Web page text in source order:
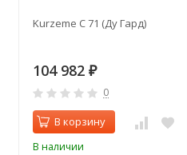
Kurzeme C 71 (Ду Гард)
104 982 ₽
0
В корзину
В наличии